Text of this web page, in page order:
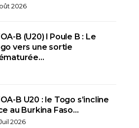
2026
B (U20) l Poule B : Le
vers une sortie
B U20 : le Togo s’incline
au Burkina Faso…
2026